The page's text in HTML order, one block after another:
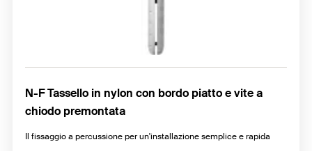
N-F Tassello in nylon con bordo piatto e vite a
chiodo premontata
Il fissaggio a percussione per un'installazione semplice e rapida